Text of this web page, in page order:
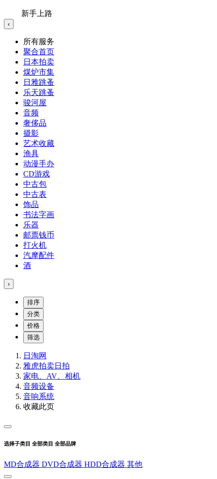
新手上路
‹
所有服务
聚合首页
日本拍卖
煤炉市集
日雅跳蚤
乐天跳蚤
骏河屋
音频
奢侈品
摄影
艺术收藏
渔具
动漫手办
CD游戏
中古包
中古表
饰品
书法字画
乐器
邮票钱币
打火机
汽摩配件
酒
›
排序
分类
价格
筛选
日淘网
雅虎拍卖日拍
家电、AV、相机
音频设备
音响系统
收藏此页
选择子类目 全部类目 全部品牌
MD合成器 DVD合成器 HDD合成器 其他